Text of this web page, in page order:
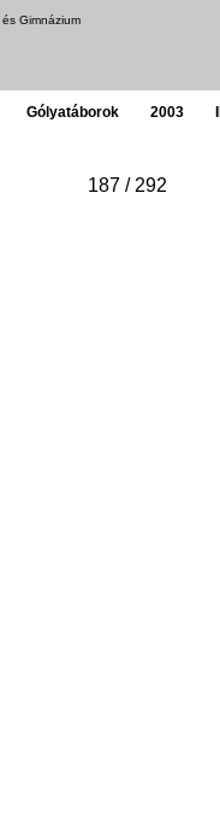
Gimnázium
Gólyatáborok 2003
187 / 292